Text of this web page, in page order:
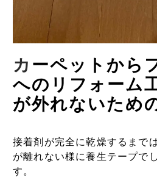
カ ーペットから
へのリフォーム
が外れないため
接着剤が完全に乾燥するまで
が離れない様に養生テープで
す。